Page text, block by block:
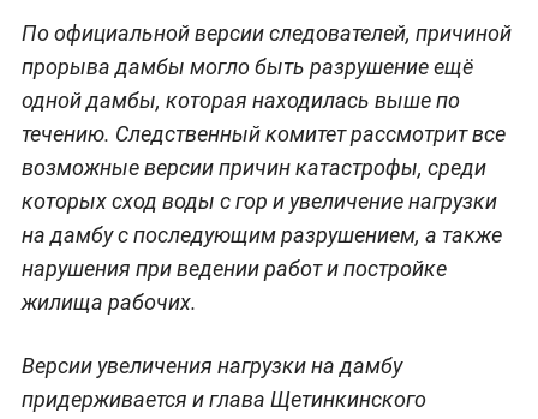
По официальной версии следователей, причиной
прорыва дамбы могло быть разрушение ещё
одной дамбы, которая находилась выше по
течению. Следственный комитет рассмотрит все
возможные версии причин катастрофы, среди
которых сход воды с гор и увеличение нагрузки
на дамбу с последующим разрушением, а также
нарушения при ведении работ и постройке
жилища рабочих.
Версии увеличения нагрузки на дамбу
придерживается и глава Щетинкинского